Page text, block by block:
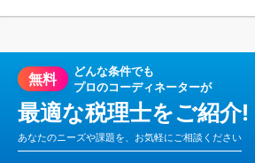
無料
どんな条件でも
プロのコーディネーターが
最適な税理士をご紹介!
あなたのニーズや課題を、お気軽にご相談ください